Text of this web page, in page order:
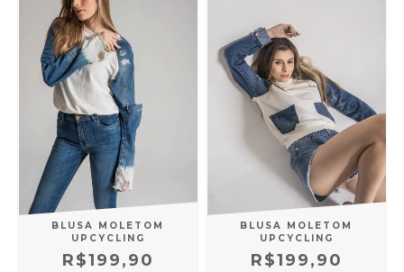
BLUSA MOLETOM
UPCYCLING
R$199,90
BLUSA MOLETOM
UPCYCLING
R$199,90